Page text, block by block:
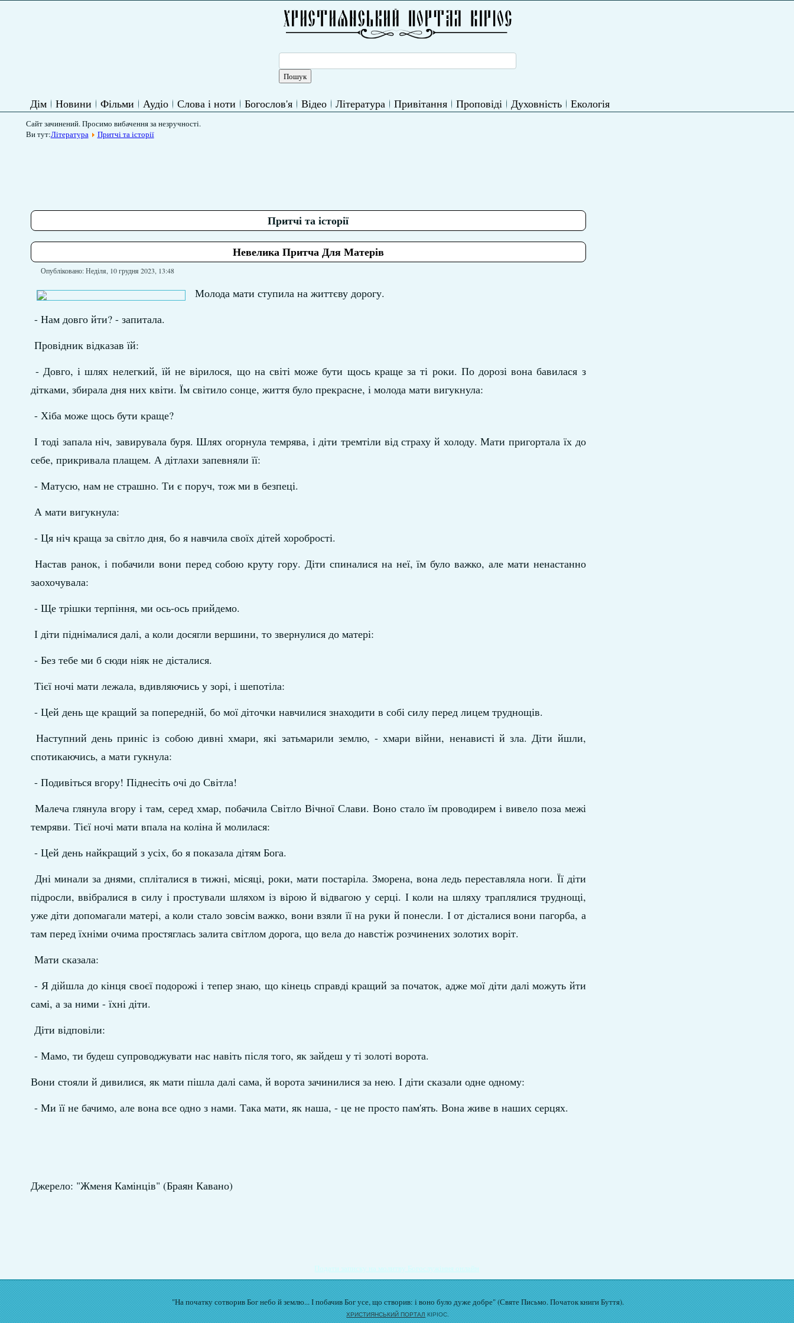
Дім Новини Фільми Аудіо Слова і ноти Богослов'я Відео Література Привітання Проповіді Духовність Екологія
Сайт зачинений. Просимо вибачення за незручності.
Ви тут:Література Притчі та історії
Притчі та історії
Невелика Притча Для Матерів
Опубліковано: Неділя, 10 грудня 2023, 13:48
Молода мати ступила на життєву дорогу.
- Нам довго йти? - запитала.
Провідник відказав їй:
- Довго, і шлях нелегкий, їй не вірилося, що на світі може бути щось краще за ті роки. По дорозі вона бавилася з
дітками, збирала дня них квіти. Їм світило сонце, життя було прекрасне, і молода мати вигукнула:
- Хіба може щось бути краще?
І тоді запала ніч, завирувала буря. Шлях огорнула темрява, і діти тремтіли від страху й холоду. Мати пригортала їх до
себе, прикривала плащем. А дітлахи запевняли її:
- Матусю, нам не страшно. Ти є поруч, тож ми в безпеці.
А мати вигукнула:
- Ця ніч краща за світло дня, бо я навчила своїх дітей хоробрості.
Настав ранок, і побачили вони перед собою круту гору. Діти спиналися на неї, їм було важко, але мати ненастанно
заохочувала:
- Ще трішки терпіння, ми ось-ось прийдемо.
І діти піднімалися далі, а коли досягли вершини, то звернулися до матері:
- Без тебе ми б сюди ніяк не дісталися.
Тієї ночі мати лежала, вдивляючись у зорі, і шепотіла:
- Цей день ще кращий за попередній, бо мої діточки навчилися знаходити в собі силу перед лицем труднощів.
Наступний день приніс із собою дивні хмари, які затьмарили землю, - хмари війни, ненависті й зла. Діти йшли,
спотикаючись, а мати гукнула:
- Подивіться вгору! Піднесіть очі до Світла!
Малеча глянула вгору і там, серед хмар, побачила Світло Вічної Слави. Воно стало їм проводирем і вивело поза межі
темряви. Тієї ночі мати впала на коліна й молилася:
- Цей день найкращий з усіх, бо я показала дітям Бога.
Дні минали за днями, спліталися в тижні, місяці, роки, мати постаріла. Зморена, вона ледь переставляла ноги. Її діти
підросли, ввібралися в силу і простували шляхом із вірою й відвагою у серці. І коли на шляху траплялися труднощі,
уже діти допомагали матері, а коли стало зовсім важко, вони взяли її на руки й понесли. І от дісталися вони пагорба, а
там перед їхніми очима простяглась залита світлом дорога, що вела до навстіж розчинених золотих воріт.
Мати сказала:
- Я дійшла до кінця своєї подорожі і тепер знаю, що кінець справді кращий за початок, адже мої діти далі можуть йти
самі, а за ними - їхні діти.
Діти відповіли:
- Мамо, ти будеш супроводжувати нас навіть після того, як зайдеш у ті золоті ворота.
Вони стояли й дивилися, як мати пішла далі сама, й ворота зачинилися за нею. І діти сказали одне одному:
- Ми її не бачимо, але вона все одно з нами. Така мати, як наша, - це не просто пам'ять. Вона живе в наших серцях.
Джерело: "Жменя Камінців" (Браян Кавано)
Подати записку на молитву Богослужіння онлайн
"На початку сотворив Бог небо й землю... І побачив Бог усе, що створив: і воно було дуже добре" (Святе Письмо. Початок книги Буття).
ХРИСТИЯНСЬКИЙ ПОРТАЛ КІРІОС.